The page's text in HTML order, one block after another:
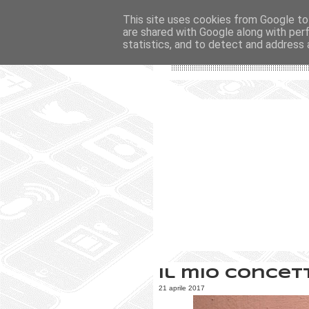
Il mio
21 aprile 2017
This site uses cookies from Google
are shared with Google along with
statistics, and to detect and address